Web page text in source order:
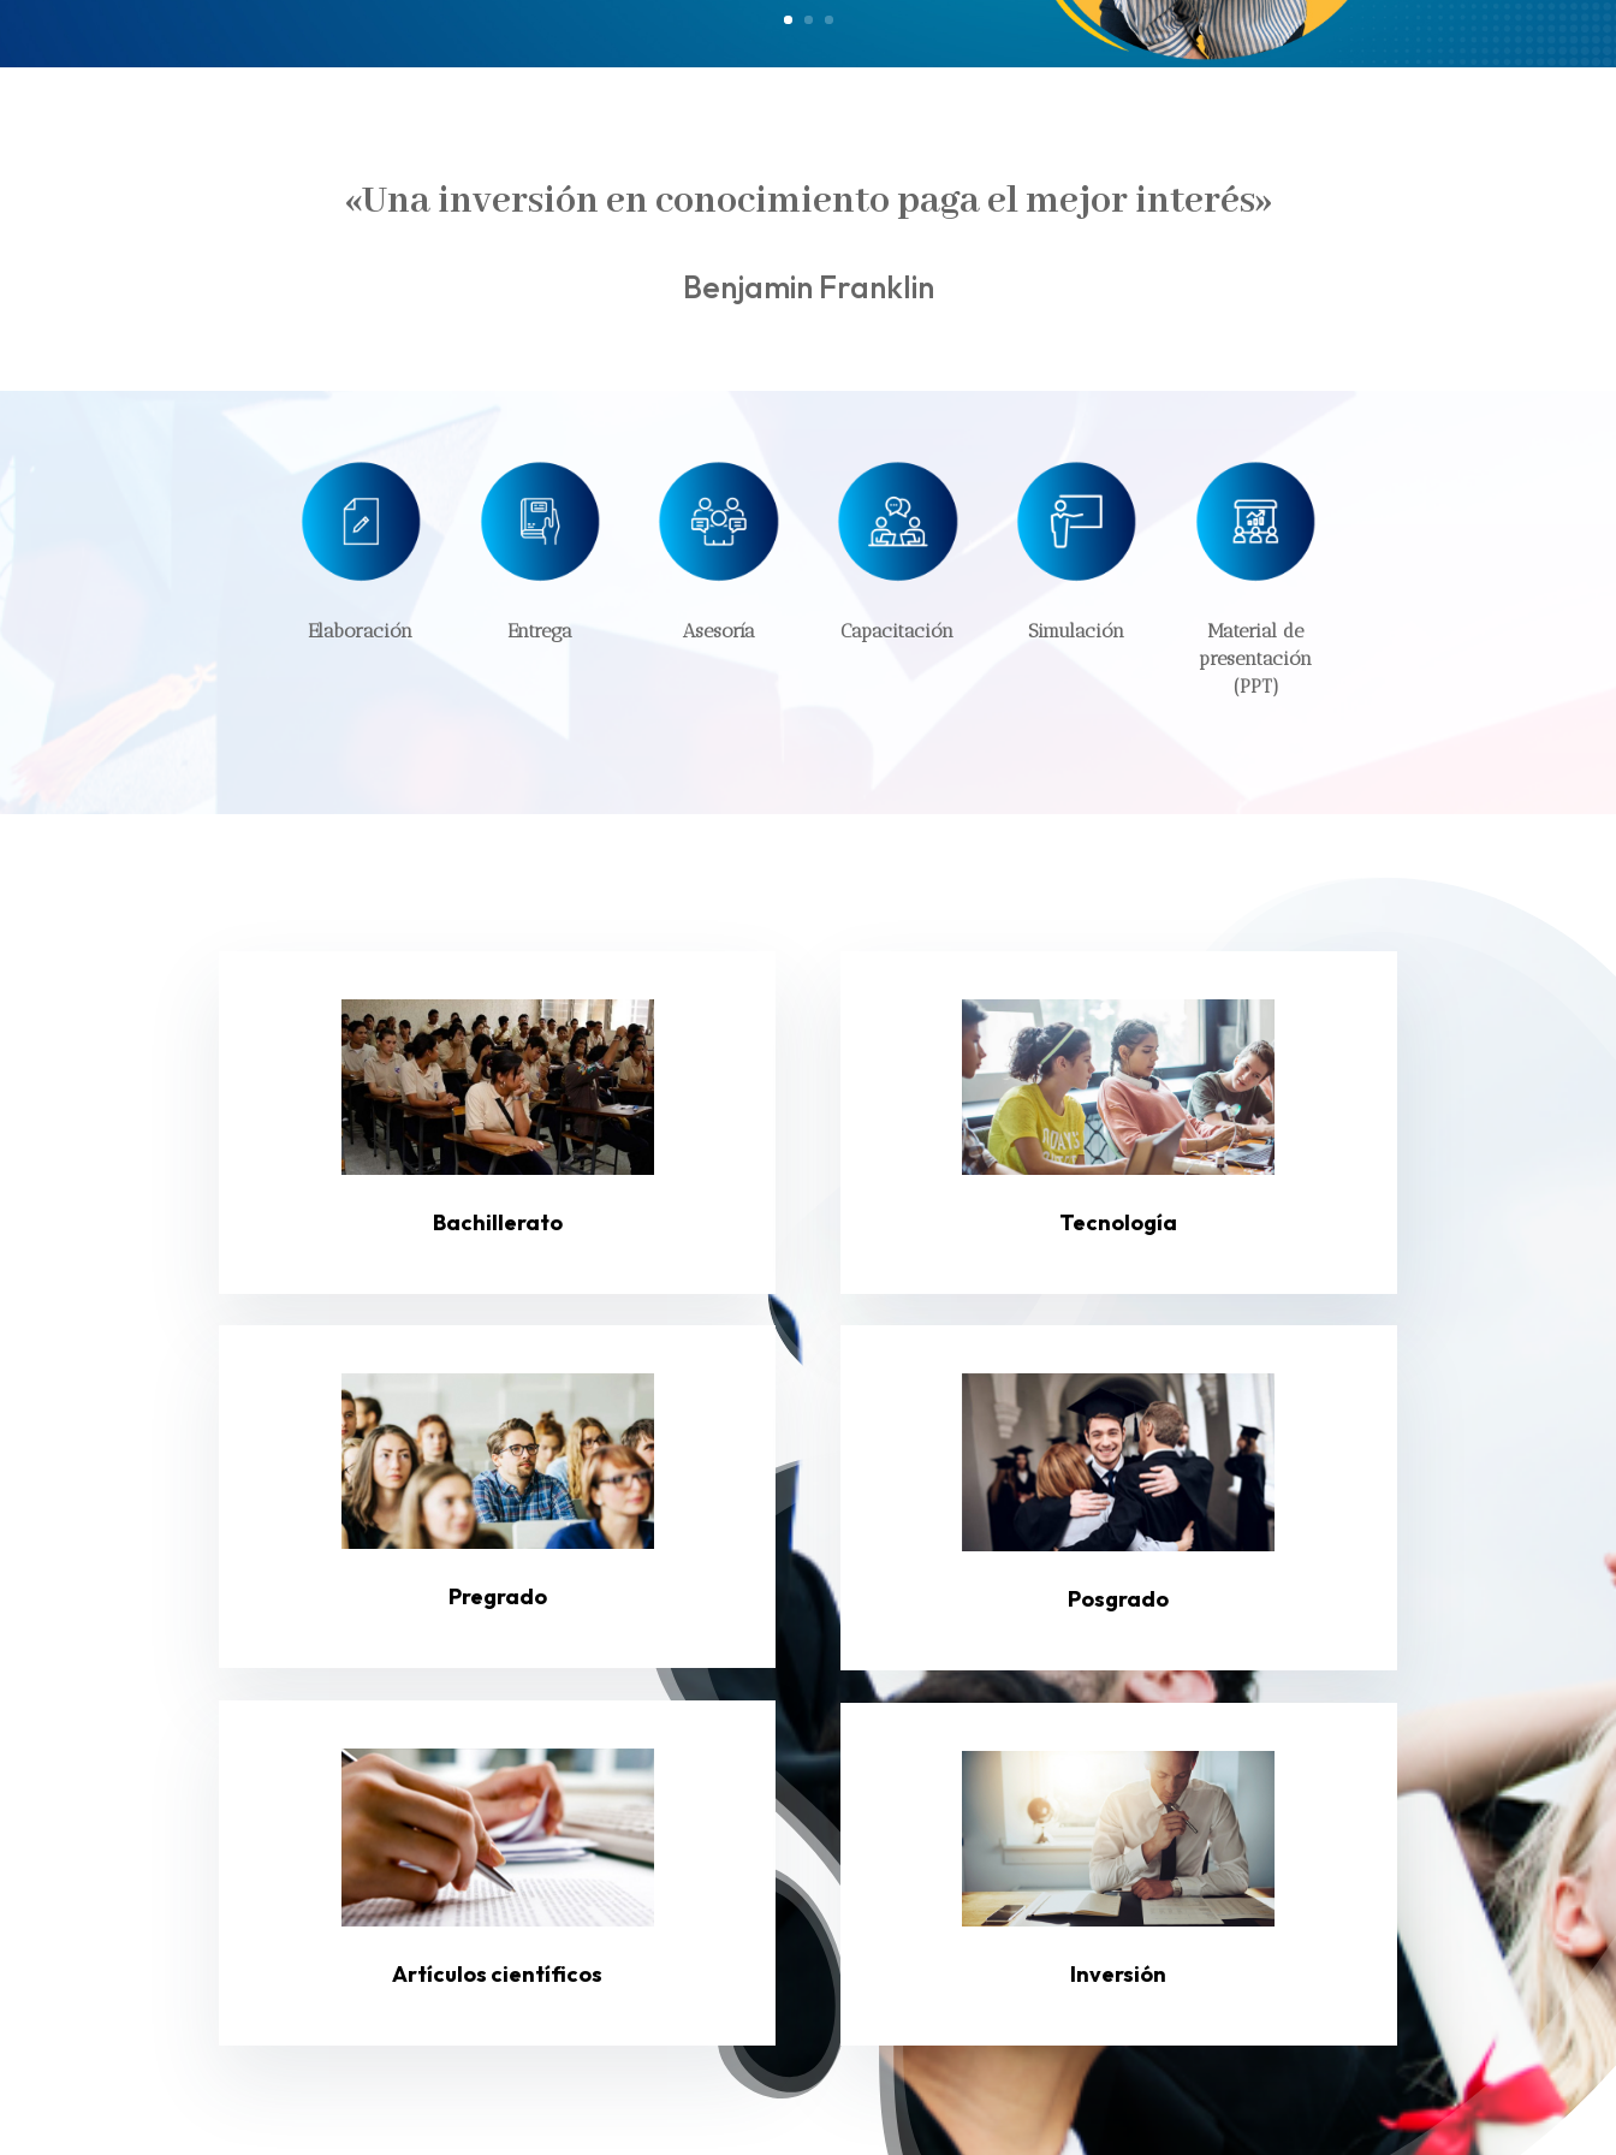
«Una inversión en conocimiento paga el mejor interés»
Benjamin Franklin
Elaboración Entrega Asesoría Capacitación Simulación
Material de
presentación
(PPT)
Bachillerato
Pregrado
Artículos científicos
Tecnología
Posgrado
Inversión